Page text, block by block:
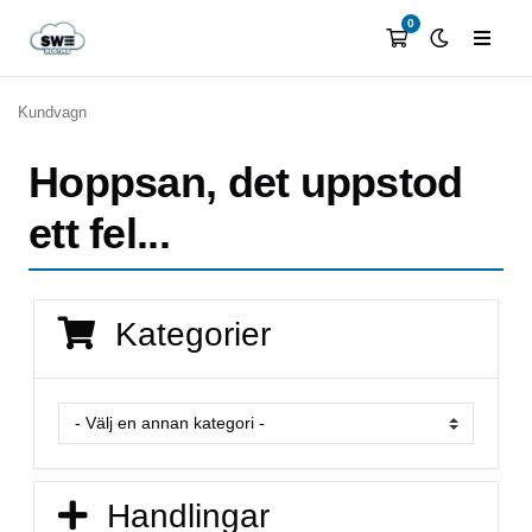
0
Kundvagn
Hoppsan, det uppstod
ett fel...
Kategorier
Handlingar